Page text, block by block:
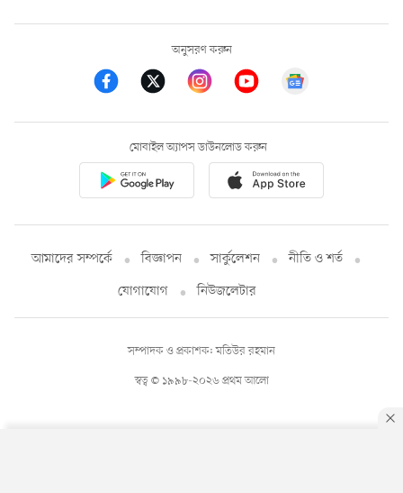
অনুসরণ করুন
মোবাইল অ্যাপস ডাউনলোড করুন
আমাদের সম্পর্কে বিজ্ঞাপন সার্কুলেশন
নীতি ও শর্ত
যোগাযোগ
নিউজলেটার
স্বত্ব © ১৯৯৮-২০২৬ প্রথম আলো
সম্পাদক ও প্রকাশক: মতিউর রহমান